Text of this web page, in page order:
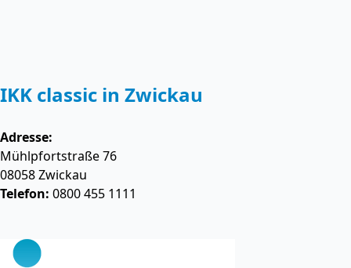
IKK classic in Zwickau
Adresse:
Mühlpfortstraße 76
08058Zwickau
Telefon: 0800 455 1111